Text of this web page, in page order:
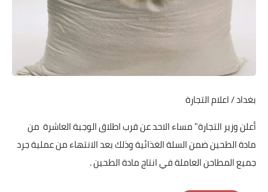
بغداد / اعلام التجارة
أعلن وزير التجارة" مساء الاحد عن قرب اطلاق الوجبة العاشرة من
مادة الطحين ضمن السلة الغذائية وذلك بعد الانتهاء من عملية جرد
جميع المطاحن العاملة في انتاج مادة الطحين .